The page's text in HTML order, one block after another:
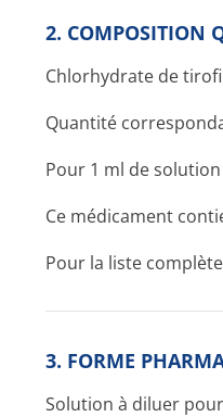
2. COMPOSITION
Chlorhydrate de
Quantité
Pour 1 ml de
Ce médicament
Pour la liste
3. FORME
Solution à diluer